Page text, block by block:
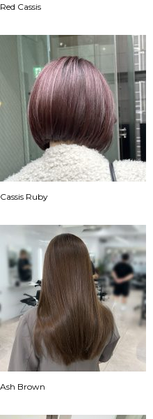
Red Cassis
Cassis Ruby
Ash Brown